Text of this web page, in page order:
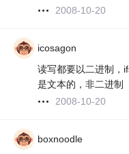
2008-10-20
icosagon
读写都要以二进制，
是文本的，非二进制
2008-10-20
boxnoodle